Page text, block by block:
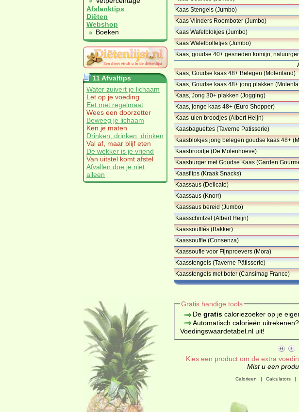
Afslanktips
Diëten
Webshop
Boeken
11 Afvaltips
Water zuivert je lichaam
Let op je voeding
Eet met regelmaat
Wees een doorzetter
Beweeg je lichaam
Ken je maten
Drinken, drinken, drinken
Val af, maar blijf eten
De wekker is je vriend
Van uitstel komt afstel
Afvallen doe je niet
alleen
Kaas Stengels (Jumbo)
Kaas Vlinders Roomboter (Jumbo)
Kaas Wafelblokjes (Jumbo)
Kaas Wafelbolletjes (Jumbo)
Kaas, goudse 40+ gesneden komijn,
…
Kaas, Goudse kaas 48+ Belegen (Molenland)
…
Kaas, Goudse kaas 48+ jong plakken
…
Kaas, Jong 30+ plakken (Jogging)
Kaas, jonge kaas 48+ (Euro Shopper)
Kaas-uien broodjes (Albert Heijn)
Kaasbaguettes (Taverne Patisserie)
Kaasblokjes jong belegen goudse kaas 48+
…
Kaasbroodje (De Molenhoeve)
Kaasburger met Goudse Kaas (Garden
…
Kaasflips (Kraak Snacks)
Kaassaus (Delicato)
Kaassaus (Knorr)
Kaassaus bereid (Jumbo)
Kaasschnitzel (Albert Heijn)
Kaassoufflés (Bakker)
Kaassouffle (Consenza)
Kaassoufle voor Fijnproevers (Mora)
Kaasstengels (Taverne Pâtisserie)
…
Kaasstengels met boter (Cansimag France)
…
Gratis handige tools
De gratiscaloriezoeker op je
Automatisch calorieën
Voedingswaardetabel.nl uit!
Kies een product om de extra
Mist u een
Calorieen | Calculators |